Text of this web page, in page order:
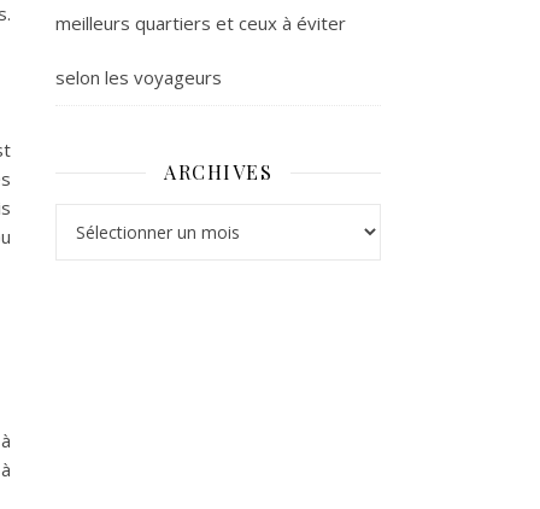
meilleurs quartiers et ceux à éviter
selon les voyageurs
ARCHIVES